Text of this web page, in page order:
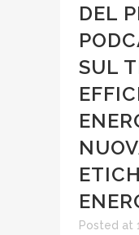
DEL
SUL
Posted at